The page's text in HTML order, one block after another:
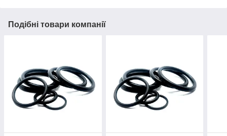
Подібні товари компанії